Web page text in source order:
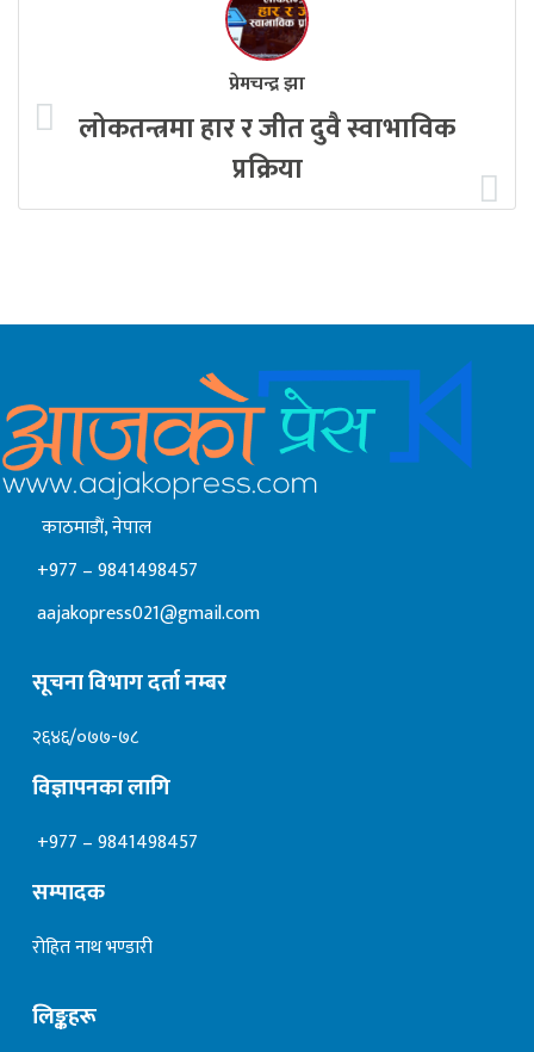
प्रेमचन्द्र झा
लोकतन्त्रमा हार र जीत दुवै स्वाभाविक
प्रक्रिया
काठमाडाैं, नेपाल
+977 – 9841498457
aajakopress021@gmail.com
सूचना विभाग दर्ता नम्बर
२६४६/०७७-७८
विज्ञापनका लागि
+977 – 9841498457
सम्पादक
रोहित नाथ भण्डारी
लिङ्कहरू